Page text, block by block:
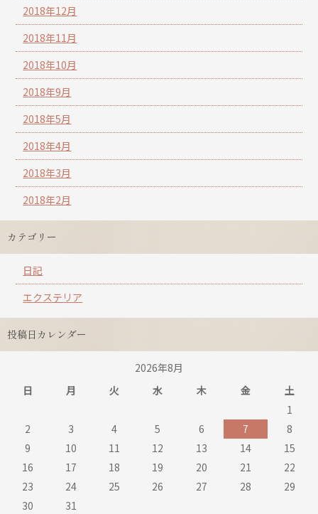
2018年12月
2018年11月
2018年10月
2018年9月
2018年5月
2018年4月
2018年3月
2018年2月
カテゴリー
日記
エクステリア
投稿日カレンダー
2026年8月
日
月 火 水 木 金
土
1
2
3 4 5 6 7
8
9
10 11 12 13 14
15
16
17 18 19 20 21
22
23
24 25 26 27 28
29
30
31